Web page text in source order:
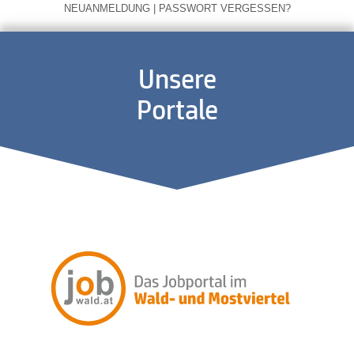
NEUANMELDUNG | PASSWORT VERGESSEN?
Unsere
Portale